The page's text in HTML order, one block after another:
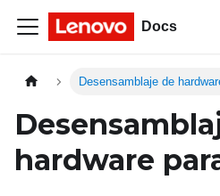
Docs
Desensamblaje de
hardware